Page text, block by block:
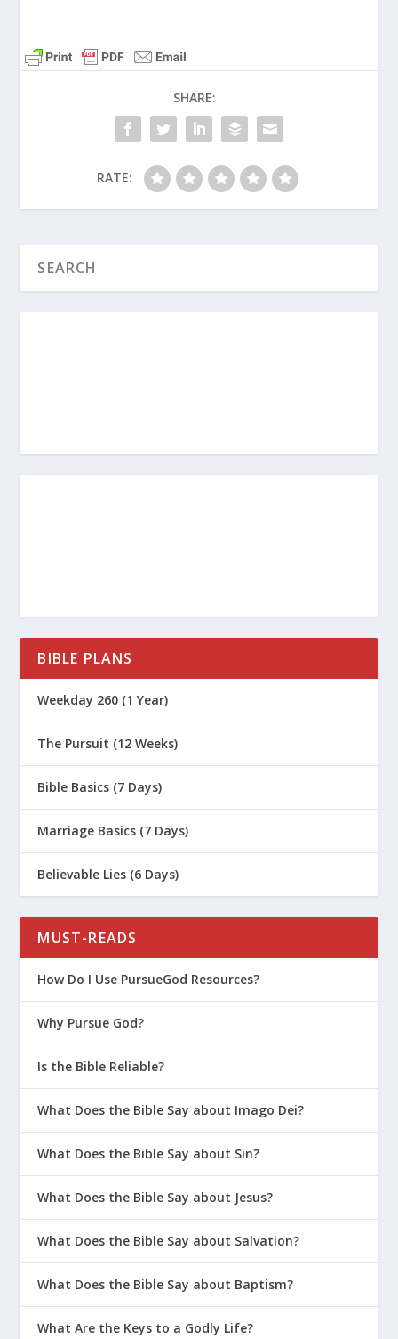
SHARE:
RATE:
BIBLE PLANS
Weekday 260 (1 Year)
The Pursuit (12 Weeks)
Bible Basics (7 Days)
Marriage Basics (7 Days)
Believable Lies (6 Days)
MUST-READS
How Do I Use PursueGod Resources?
Why Pursue God?
Is the Bible Reliable?
What Does the Bible Say about Imago Dei?
What Does the Bible Say about Sin?
What Does the Bible Say about Jesus?
What Does the Bible Say about Salvation?
What Does the Bible Say about Baptism?
What Are the Keys to a Godly Life?